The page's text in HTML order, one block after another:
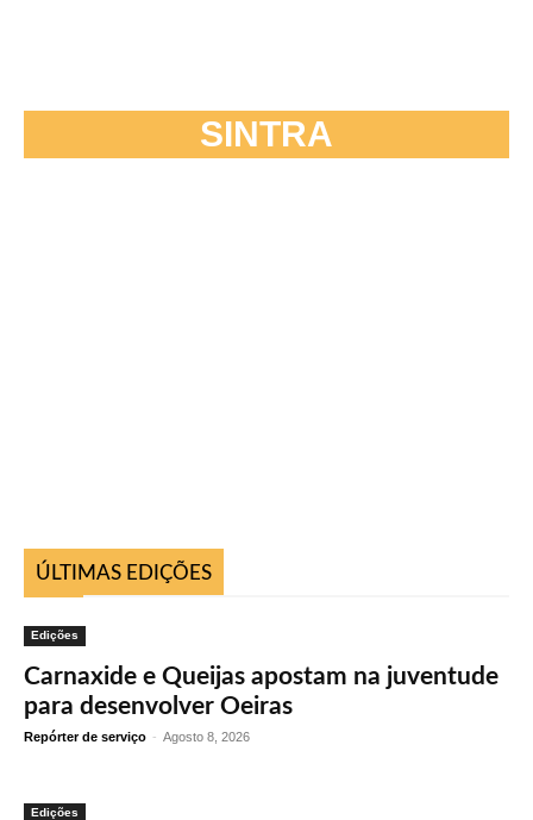
SINTRA
ÚLTIMAS EDIÇÕES
Edições
Carnaxide e Queijas apostam na juventude
para desenvolver Oeiras
Repórter de serviço - Agosto 8, 2026
Edições